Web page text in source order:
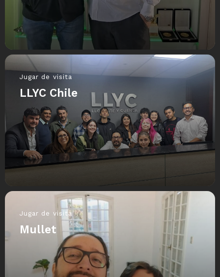
Jugar de visita
LLYC Chile
Jugar de visita
Mullet